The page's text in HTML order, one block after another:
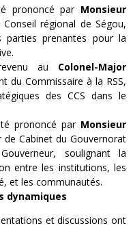
prononcé par Monsieur
régional de Ségou,
parties prenantes pour la
au Colonel-Major
du Commissaire à la RSS,
des CCS dans le
prononcé par Monsieur
de Cabinet du Gouvernorat
soulignant la
entre les institutions, les
et les communautés.
dynamiques
et discussions ont